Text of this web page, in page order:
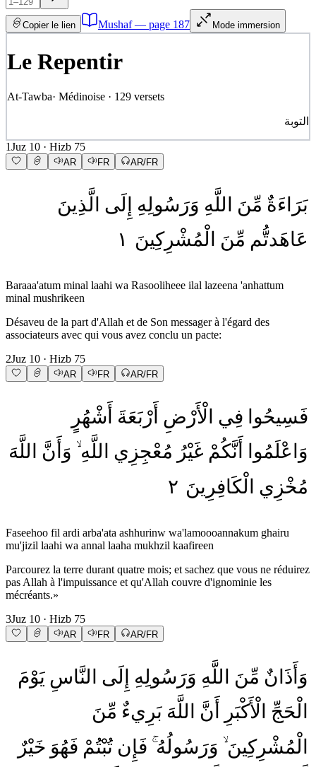
Copier le lien Mushaf — page 187 Mode immersion
Le Repentir
At-Tawba· Médinoise · 129 versets
التوبة
1Juz 10 · Hizb 75
AR FR AR/FR
بَرَاءَةٌ مِّنَ اللَّهِ وَرَسُولِهِ إِلَى الَّذِينَ
عَاهَدتُّم مِّنَ الْمُشْرِكِينَ ١
Baraaa'atum minal laahi wa Rasooliheee ilal lazeena 'anhattum
minal mushrikeen
Désaveu de la part d'Allah et de Son messager à l'égard des
associateurs avec qui vous avez conclu un pacte:
2Juz 10 · Hizb 75
AR FR AR/FR
فَسِيحُوا فِي الْأَرْضِ أَرْبَعَةَ أَشْهُرٍ
وَاعْلَمُوا
أَنَّكُمْ غَيْرُ مُعْجِزِي اللَّهِ وَأَنَّ
اللَّهَ
مُخْزِي الْكَافِرِينَ ٢
Faseehoo fil ardi arba'ata ashhurinw wa'lamoooannakum ghairu
mu'jizil laahi wa annal laaha mukhzil kaafireen
Parcourez la terre durant quatre mois; et sachez que vous ne réduirez
pas Allah à l'impuissance et qu'Allah couvre d'ignominie les
mécréants.»
3Juz 10 · Hizb 75
AR FR AR/FR
وَأَذَانٌ مِّنَ اللَّهِ وَرَسُولِهِ إِلَى النَّاسِ يَوْمَ
الْحَجِّ الْأَكْبَرِ أَنَّ اللَّهَ بَرِيءٌ مِّنَ
الْمُشْرِكِينَ وَرَسُولُهُ فَإِن تُبْتُمْ فَهُوَ خَيْرٌ